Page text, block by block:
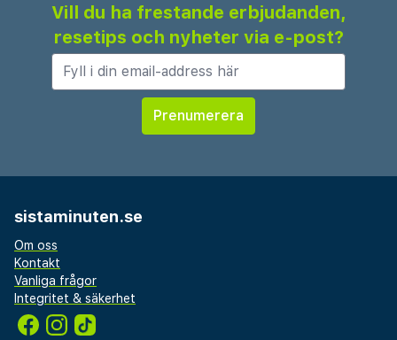
Vill du ha frestande erbjudanden,
resetips och nyheter via e-post?
sistaminuten.se
Om oss
Kontakt
Vanliga frågor
Integritet & säkerhet